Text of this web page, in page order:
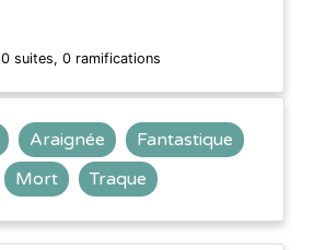
0 suites, 0 ramifications
Araignée
Fantastique
Mort
Traque